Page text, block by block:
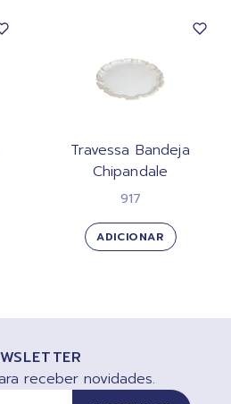
Travessa Bandeja
Chipandale
917
ADICIONAR
receber novidades.